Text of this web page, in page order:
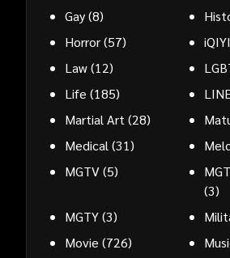
Gay(8)
Horror(57) iQIYI
Law(12)
Life (185)
Martial Art(28)
Medical(31)
MGTV(5)
(3)
MGTY(3)
Movie (726)